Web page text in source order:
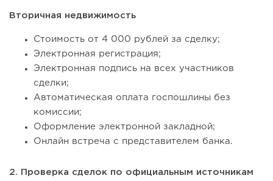
Вторичная недвижимость
Стоимость от 4 000 рублей за сделку;
Электронная регистрация;
Электронная подпись на всех участников
сделки;
Автоматическая оплата госпошлины без
комиссии;
Оформление электронной закладной;
Онлайн встреча с представителем банка.
2. Проверка сделок по официальным источникам